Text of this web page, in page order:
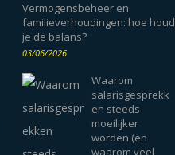
Vermogensbeheer en
familieverhoudingen: hoe houd
je de balans?
03/06/2026
Waarom
salarisgesprekk
en steeds
moeilijker
worden (en
waarom veel